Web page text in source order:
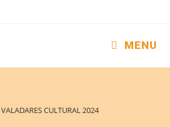
MENU
VALADARES CULTURAL 2024